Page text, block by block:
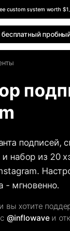
custom system worth
бесплатный
подписей,
набор из 20
- мгновенно.
вы хотите
@inflowave и